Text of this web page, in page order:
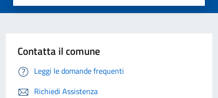
Contatta il comune
Leggi le domande frequenti
Richiedi Assistenza